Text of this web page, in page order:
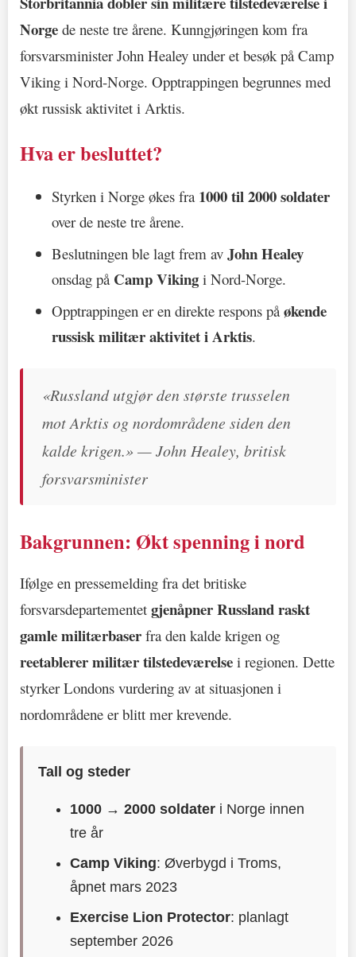
Norge de neste tre årene. Kunngjøringen kom fra
forsvarsminister John Healey under et besøk på Camp
Viking i Nord-Norge. Opptrappingen begrunnes med
økt russisk aktivitet i Arktis.
Hva er besluttet?
Styrken i Norge økes fra 1000 til 2000 soldater
over de neste tre årene.
Beslutningen ble lagt frem av John Healey
onsdag på Camp Viking i Nord-Norge.
Opptrappingen er en direkte respons påøkende
russisk militær aktivitet i Arktis.
«Russland utgjør den største trusselen
mot Arktis og nordområdene siden den
kalde krigen.» — John Healey, britisk
forsvarsminister
Bakgrunnen: Økt spenning i nord
Ifølge en pressemelding fra det britiske
forsvarsdepartementet gjenåpner Russland raskt
gamle militærbaser fra den kalde krigen og
reetablerer militær tilstedeværelse i regionen. Dette
styrker Londons vurdering av at situasjonen i
nordområdene er blitt mer krevende.
Tall og steder
1000 → 2000 soldater i Norge innen
tre år
Camp Viking: Øverbygd i Troms,
åpnet mars 2023
Exercise Lion Protector: planlagt
september 2026